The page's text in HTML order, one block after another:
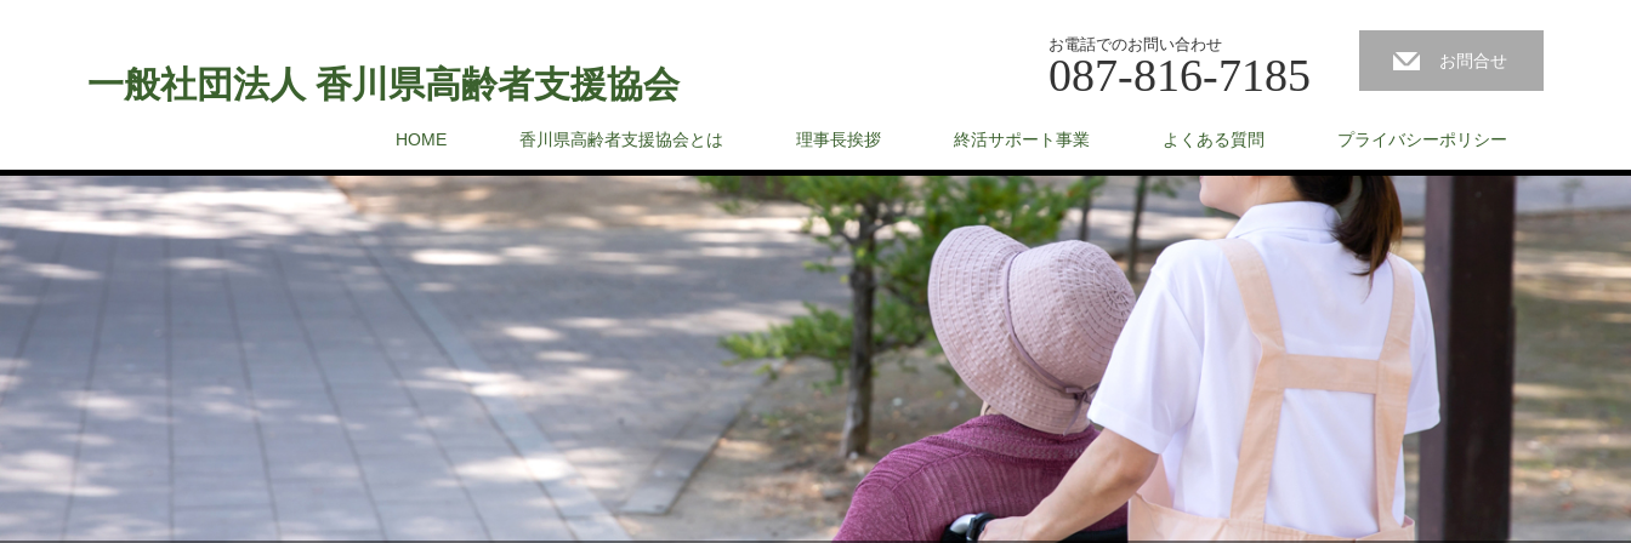
一般社団法人 香川県高齢者支援協会
お電話でのお問い合わせ
087-816-7185 お問合せ
HOME 香川県高齢者支援協会とは 理事長挨拶 終活サポート事業 よくある質問 プライバシーポリシー